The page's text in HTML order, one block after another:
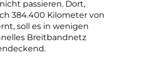
passieren. Dort,
384.400 Kilometer von
soll es in wenigen
Breitbandnetz